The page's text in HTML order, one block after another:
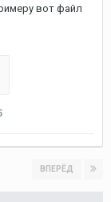
вот файл
ВПЕРЁД